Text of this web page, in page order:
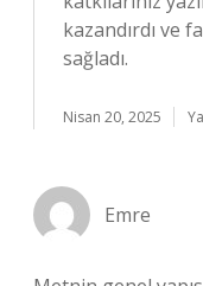
kazandırdı ve
sağladı.
Nisan 20, 2025
Emre